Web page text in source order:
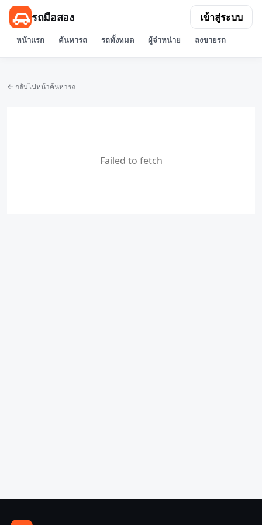
รถมือสอง
หน้าแรก ค้นหารถ รถทั้งหมด ผู้จำหน่าย ลงขายรถ
เข้าสู่ระบบ
← กลับไปหน้าค้นหารถ
Failed to fetch